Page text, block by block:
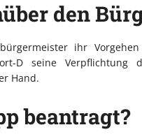
den
ihr
D seine Verpflichtung
Hand.
beantragt?